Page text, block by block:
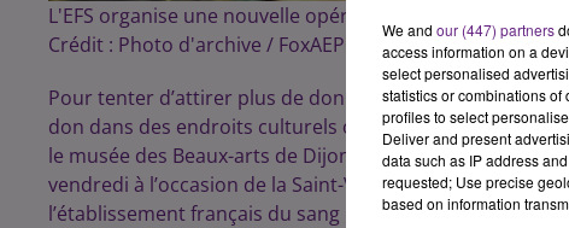
L'EFS organise une nouvelle opération de don de sang
Crédit : Photo d'archive / FoxAEP
Pour tenter d’attirer plus de donneurs, l’établissement
don dans des endroits culturels ou insolites. Ainsi, des
le musée des Beaux-arts de Dijon ou encore au château
vendredi à l’occasion de la Saint-Valentin. Retrouvez
l’établissement français du sang :
We and our (447) partners
access information on a
select personalised
statistics or combinations
profiles to select
Deliver and present
data such as IP address
requested; Use precise
based on information